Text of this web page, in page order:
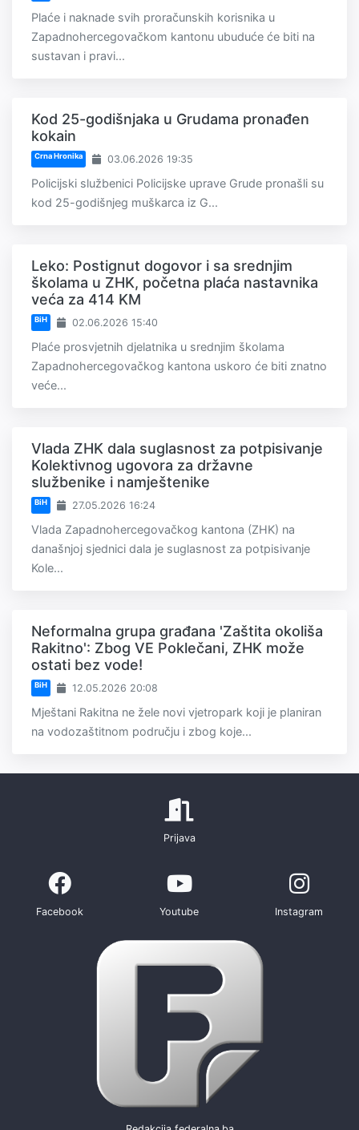
Plaće i naknade svih proračunskih korisnika u
Zapadnohercegovačkom kantonu ubuduće će biti na
sustavan i pravi...
Kod 25-godišnjaka u Grudama pronađen
kokain
Crna Hronika 03.06.2026 19:35
Policijski službenici Policijske uprave Grude pronašli su
kod 25-godišnjeg muškarca iz G...
Leko: Postignut dogovor i sa srednjim
školama u ZHK, početna plaća nastavnika
veća za 414 KM
BiH 02.06.2026 15:40
Plaće prosvjetnih djelatnika u srednjim školama
Zapadnohercegovačkog kantona uskoro će biti znatno
veće...
Vlada ZHK dala suglasnost za potpisivanje
Kolektivnog ugovora za državne
službenike i namještenike
BiH 27.05.2026 16:24
Vlada Zapadnohercegovačkog kantona (ZHK) na
današnjoj sjednici dala je suglasnost za potpisivanje
Kole...
Neformalna grupa građana 'Zaštita okoliša
Rakitno': Zbog VE Poklečani, ZHK može
ostati bez vode!
BiH 12.05.2026 20:08
Mještani Rakitna ne žele novi vjetropark koji je planiran
na vodozaštitnom području i zbog koje...
Prijava
Facebook Youtube Instagram